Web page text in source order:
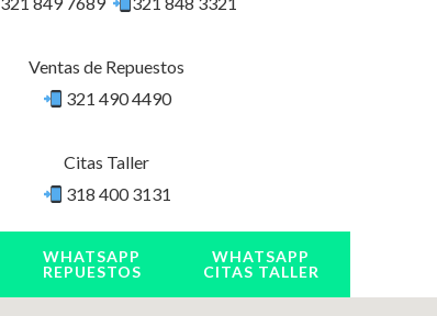
Ventas de Repuestos
321 490 4490
Citas Taller
318 400 3131
WHATSAPP
REPUESTOS
WHATSAPP
CITAS TALLER